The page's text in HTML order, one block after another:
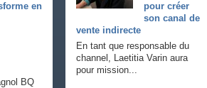
pour créer
son canal de
vente indirecte
En tant que responsable du
channel, Laetitia Varin aura
pour mission...
en
BQ